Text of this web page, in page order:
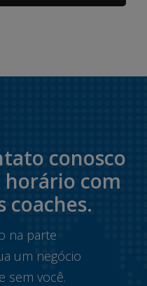
conosco
horário com
coaches.
na parte
um negócio
sem você.